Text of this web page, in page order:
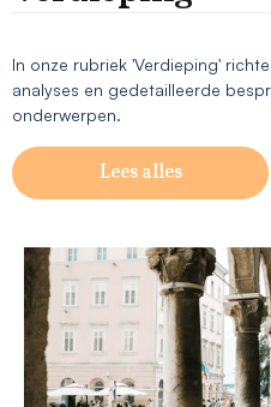
In onze rubriek 'Verdieping'
analyses en gedetailleerde
onderwerpen.
Lees alles